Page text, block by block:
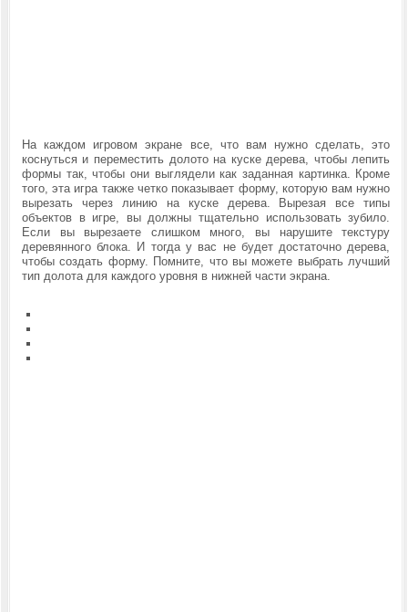
На каждом игровом экране все, что вам нужно сделать, это
коснуться и переместить долото на куске дерева, чтобы лепить
формы так, чтобы они выглядели как заданная картинка. Кроме
того, эта игра также четко показывает форму, которую вам нужно
вырезать через линию на куске дерева. Вырезая все типы
объектов в игре, вы должны тщательно использовать зубило.
Если вы вырезаете слишком много, вы нарушите текстуру
деревянного блока. И тогда у вас не будет достаточно дерева,
чтобы создать форму. Помните, что вы можете выбрать лучший
тип долота для каждого уровня в нижней части экрана.